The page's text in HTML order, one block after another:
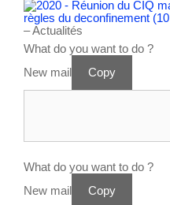
– Actualités
What do you want to do ?
New mail
Copy
What do you want to do ?
New mail
Copy